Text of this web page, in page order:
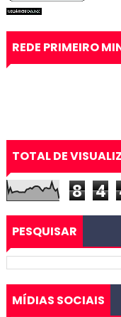
REDE PRIMEIRO
TOTAL DE
8 4
PESQUISAR
MÍDIAS SOCIAIS